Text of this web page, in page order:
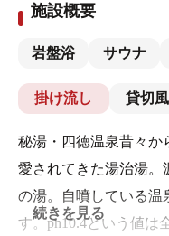
施設概要
岩盤浴 サウナ
掛け流し 貸切
秘湯・四徳温泉昔々か
愛されてきた湯治湯。
の湯。自噴している温
す。ph10.4という値は
続きを見る